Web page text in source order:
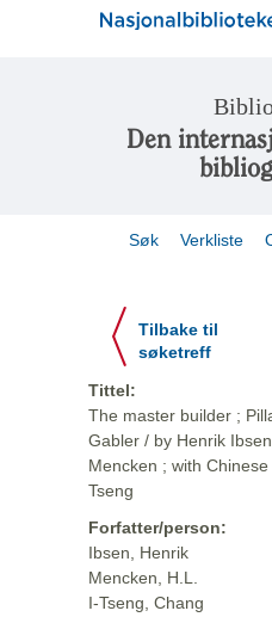
Den
Søk Verkliste
Tilbake til
søketreff
Tittel:
The master builder ;
Gabler / by Henrik
Mencken ; with
Tseng
Forfatter/person:
Ibsen, Henrik
Mencken, H.L.
I-Tseng, Chang